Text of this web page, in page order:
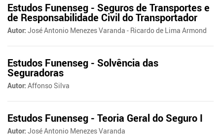
Estudos Funenseg - Seguros de Transportes e
de Responsabilidade Civil do Transportador
Autor: José Antonio Menezes Varanda - Ricardo de Lima Armond
Estudos Funenseg - Solvência das
Seguradoras
Autor: Affonso Silva
Estudos Funenseg - Teoria Geral do Seguro I
Autor: José Antonio Menezes Varanda